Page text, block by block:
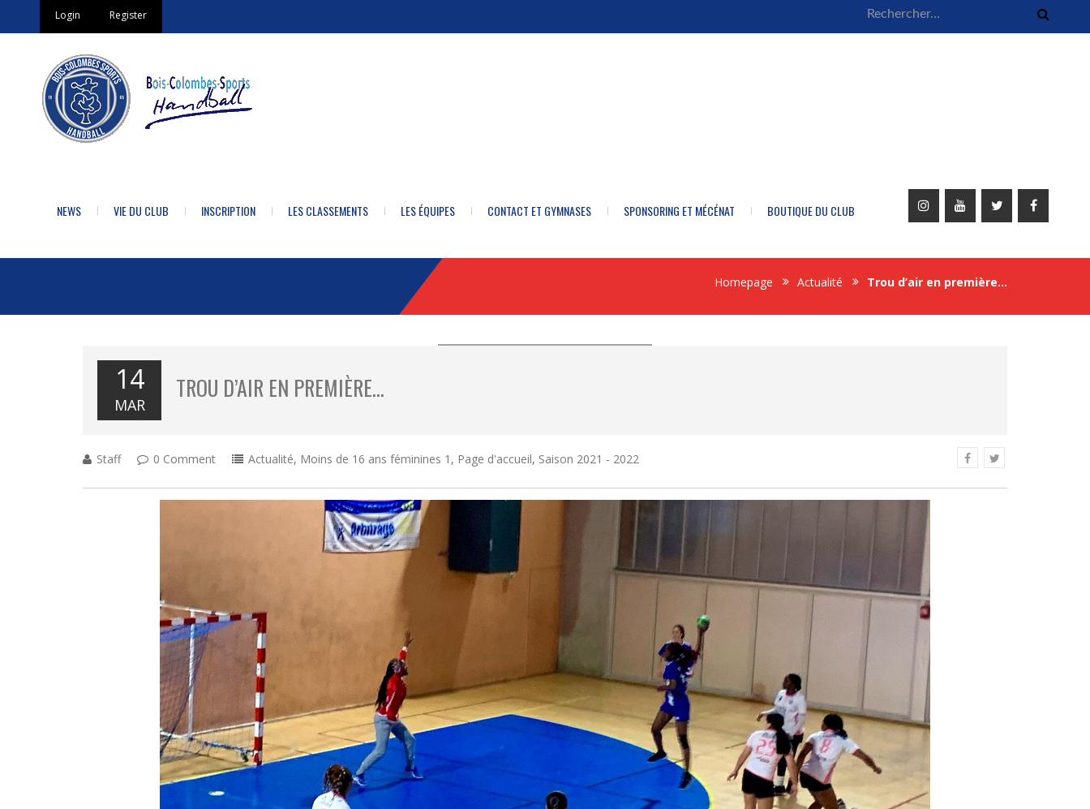
Login Register
NEWS VIE DU CLUB INSCRIPTION LES CLASSEMENTS LES ÉQUIPES CONTACT ET GYMNASES SPONSORING ET MÉCÉNAT BOUTIQUE DU CLUB
Homepage Actualité Trou d’air en première…
14
MAR
TROU D’AIR EN PREMIÈRE…
Staff 0 Comment Actualité, Moins de 16 ans féminines 1 , Page d'accueil, Saison 2021 - 2022